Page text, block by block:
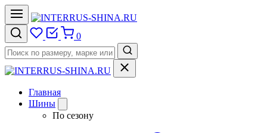
0
Главная
Шины
По сезону